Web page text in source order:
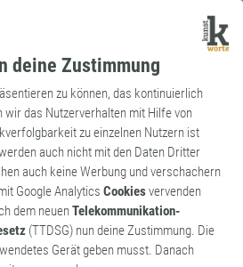
deine Zustimmung
zu können, das kontinuierlich
das Nutzerverhalten mit Hilfe von
zu einzelnen Nutzern ist
auch nicht mit den Daten Dritter
auch keine Werbung und verschachern
Google Analytics Cookiesvervenden
dem neuenTelekommunikation-
(TTDSG) nun deine Zustimmung. Die
Gerät geben musst. Danach
Archaismus
überfleißig in
um sich